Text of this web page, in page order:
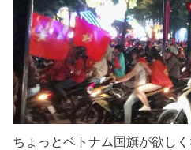
ちょっとベトナム国旗が欲しく